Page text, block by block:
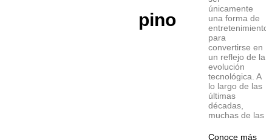
pino
únicamente
una forma de
entretenimiento
para
convertirse en
un reflejo de la
evolución
tecnológica. A
lo largo de las
últimas
décadas,
muchas de las
Conoce más